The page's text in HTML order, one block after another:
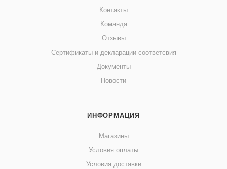
Контакты
Команда
Отзывы
Сертификаты и декларации соответсвия
Документы
Новости
ИНФОРМАЦИЯ
Магазины
Условия оплаты
Условия доставки